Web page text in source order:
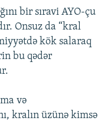
bir sıravi AYO-çu
Onsuz da “kral
kök salaraq
bu qədər
və
kralın üzünə kimsə